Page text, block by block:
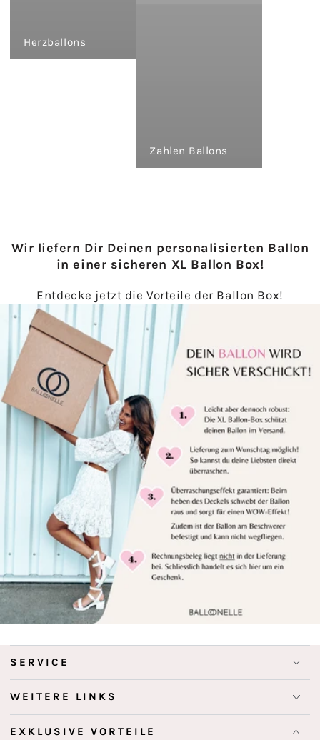
Herzballons
Zahlen Ballons
Wir liefern Dir Deinen personalisierten Ballon
in einer sicheren XL Ballon Box!
Entdecke jetzt die Vorteile der Ballon Box!
SERVICE
WEITERE LINKS
EXKLUSIVE VORTEILE